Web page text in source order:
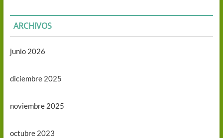
ARCHIVOS
junio 2026
diciembre 2025
noviembre 2025
octubre 2023